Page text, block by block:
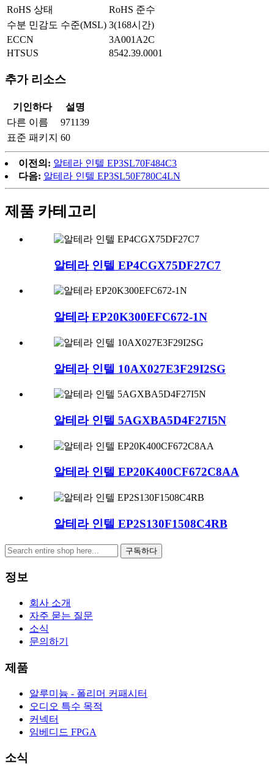
RoHS 상태
RoHS 준수
수분 민감도 수준(MSL) 3(168시간)
ECCN
3A001A2C
HTSUS
8542.39.0001
추가 리소스
기인하다
설명
다른 이름
971139
표준 패키지 60
이전의: 알테라 인텔 EP3SL70F484C3
다음: 알테라 인텔 EP3SL50F780C4LN
제품 카테고리
알테라 인텔 EP4CGX75DF27C7
알테라 EP20K300EFC672-1N
알테라 인텔 10AX027E3F29I2SG
알테라 인텔 5AGXBA5D4F27I5N
알테라 인텔 EP20K400CF672C8AA
알테라 인텔 EP2S130F1508C4RB
구독하다
정보
회사 소개
자주 묻는 질문
소식
문의하기
제품
알루미늄 - 폴리머 커패시터
오디오 특수 목적
커넥터
임베디드 FPGA
소식